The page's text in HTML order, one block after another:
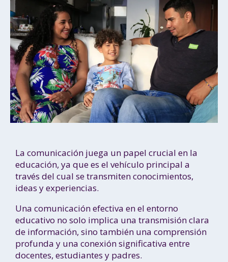
La comunicación juega un papel crucial en la
educación, ya que es el vehículo principal a
través del cual se transmiten conocimientos,
ideas y experiencias.
Una comunicación efectiva en el entorno
educativo no solo implica una transmisión clara
de información, sino también una comprensión
profunda y una conexión significativa entre
docentes, estudiantes y padres.